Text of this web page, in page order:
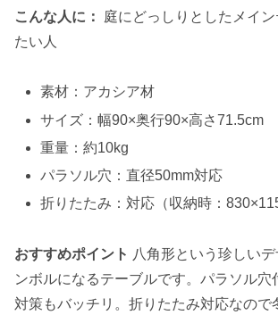
こんな人に：
庭にどっしりとしたメイ
たい人
素材：アカシア材
サイズ：幅90×奥行90×高さ71.5cm
重量：約10kg
パラソル穴：直径50mm対応
折りたたみ：対応（収納時：
おすすめポイント 八角形という珍しい
ンボルになるテーブルです。パラソル穴
対策もバッチリ。折りたたみ対応なので